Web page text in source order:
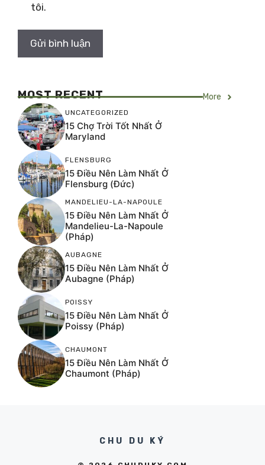
tôi.
MOST RECENT More
UNCATEGORIZED
15 Chợ Trời Tốt Nhất Ở
Maryland
FLENSBURG
15 Điều Nên Làm Nhất Ở
Flensburg (Đức)
MANDELIEU-LA-NAPOULE
15 Điều Nên Làm Nhất Ở
Mandelieu-La-Napoule
(Pháp)
AUBAGNE
15 Điều Nên Làm Nhất Ở
Aubagne (Pháp)
POISSY
15 Điều Nên Làm Nhất Ở
Poissy (Pháp)
CHAUMONT
15 Điều Nên Làm Nhất Ở
Chaumont (Pháp)
CHU DU KÝ